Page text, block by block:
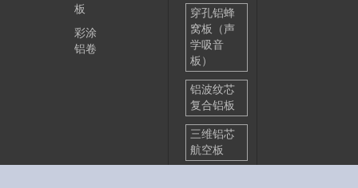
板
彩涂
铝卷
穿孔铝蜂
窝板（声
学吸音
板）
铝波纹芯
复合铝板
三维铝芯
航空板